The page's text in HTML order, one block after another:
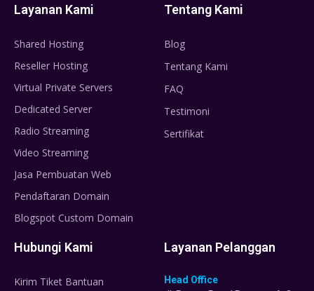
Layanan Kami
Shared Hosting
Reseller Hosting
Virtual Private Servers
Dedicated Server
Radio Streaming
Video Streaming
Jasa Pembuatan Web
Pendaftaran Domain
Blogspot Custom Domain
Tentang Kami
Blog
Tentang Kami
FAQ
Testimoni
Sertifikat
Hubungi Kami
Kirim Tiket Bantuan
Layanan Pelanggan
Head Office